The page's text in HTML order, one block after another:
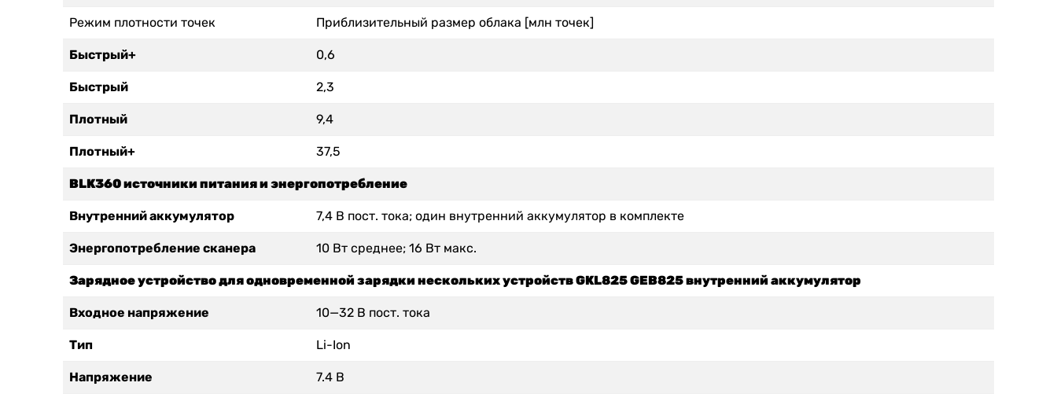
Режим плотности точек Приблизительный размер облака [млн точек]
Быстрый+ 0,6
Быстрый 2,3
Плотный 9,4
Плотный+ 37,5
BLK360 источники питания и энергопотребление
Внутренний аккумулятор 7,4 В пост. тока; один внутренний аккумулятор в комплекте
Энергопотребление сканера 10 Вт среднее; 16 Вт макс.
Зарядное устройство для одновременной зарядки нескольких устройств GKL825 GEB825 внутренний аккумулятор
Входное напряжение 10—32 В пост. тока
Тип Li-Ion
Напряжение 7.4 В